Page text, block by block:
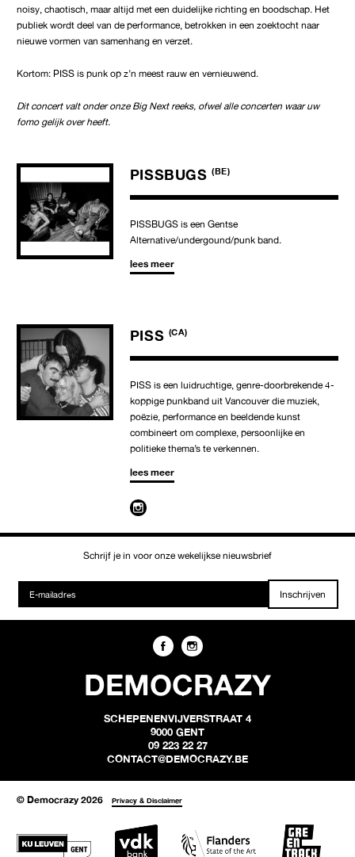
noisy, chaotisch, maar altijd met een duidelijke richting en boodschap. Het
publiek wordt deel van de performance, betrokken in een zoektocht naar
nieuwe vormen van samenhang en verzet.
Kortom: PISS is punk op z’n meest rauw en vernieuwend.
Dit concert valt onder onze Big Next reeks, ofwel alle concerten waar uw
fomo gelijk over heeft.
PISSBUGS (BE)
PISSBUGS is een Gentse
Alternative/undergound/punk band.
lees meer
PISS (CA)
PISS is een luidruchtige, genre-doorbrekende 4-
koppige punkband uit Vancouver die muziek,
poëzie, performance en beeldende kunst
combineert om complexe, persoonlijke en
politieke thema’s te verkennen.
lees meer
Schrijf je in voor onze wekelijkse nieuwsbrief
Inschrijven
DEMOCRAZY
SCHEPENENVIJVERSTRAAT 4
9000 GENT
09 223 22 27
CONTACT@DEMOCRAZY.BE
© Democrazy 2026 Privacy & Disclaimer